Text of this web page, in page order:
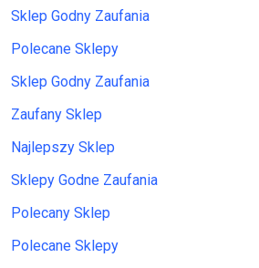
Sklep Godny Zaufania
Polecane Sklepy
Sklep Godny Zaufania
Zaufany Sklep
Najlepszy Sklep
Sklepy Godne Zaufania
Polecany Sklep
Polecane Sklepy